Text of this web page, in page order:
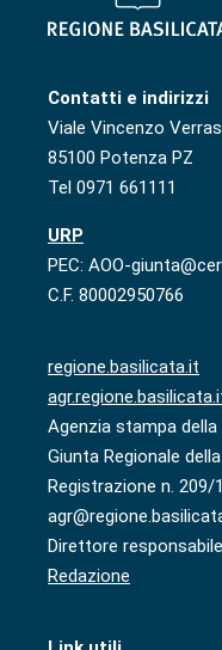
Contatti e indirizzi
Viale Vincenzo
85100 Potenza PZ
Tel 0971 661111
URP
PEC: AOO-
C.F. 80002950766
regione.basilicata.it
Agenzia stampa della
Giunta Regionale
Registrazione n. 209/
Direttore
Redazione